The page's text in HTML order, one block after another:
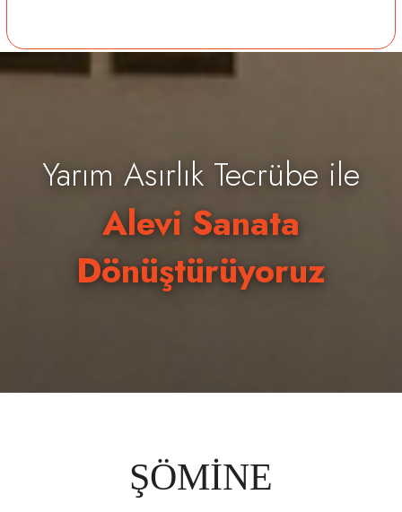
Yarım Asırlık Tecrübe ile
Alevi Sanata
Dönüştürüyoruz
ŞÖMİNE